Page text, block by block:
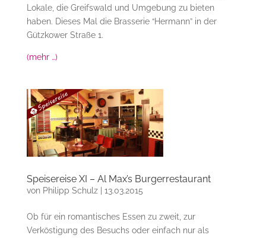
Lokale, die Greifswald und Umgebung zu bieten
haben. Dieses Mal die Brasserie “Hermann” in der
Gützkower Straße 1.
(mehr …)
Speisereise XI – Al Max’s Burgerrestaurant
von Philipp Schulz| 13.03.2015
Ob für ein romantisches Essen zu zweit, zur
Verköstigung des Besuchs oder einfach nur als